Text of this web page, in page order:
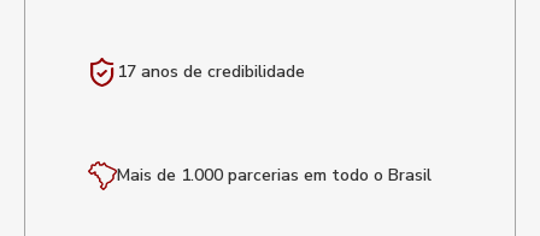
17 anos de credibilidade
Mais de 1.000 parcerias em todo o Brasil